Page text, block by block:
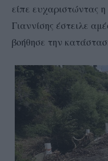
είπε ευχαριστώντας
Γιαννίσης έστειλε
βοήθησε την